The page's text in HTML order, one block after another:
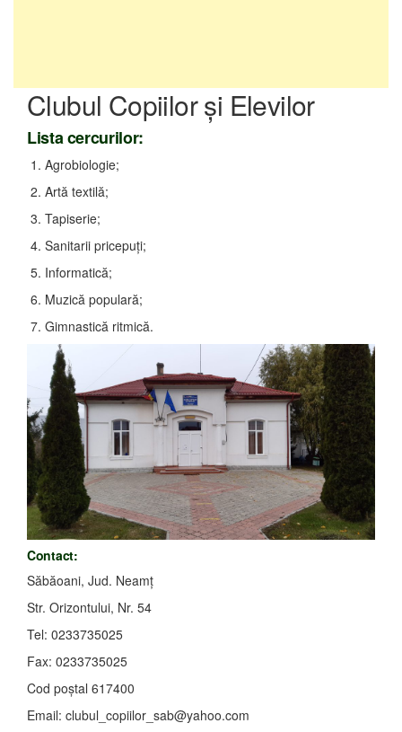
Clubul Copiilor şi Elevilor
Lista cercurilor:
1. Agrobiologie;
2. Artă textilă;
3. Tapiserie;
4. Sanitarii pricepuţi;
5. Informatică;
6. Muzică populară;
7. Gimnastică ritmică.
Contact:
Săbăoani, Jud. Neamţ
Str. Orizontului, Nr. 54
Tel: 0233735025
Fax: 0233735025
Cod poştal 617400
Email: clubul_copiilor_sab@yahoo.com